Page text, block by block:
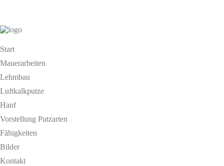
Start
Mauerarbeiten
Lehmbau
Luftkalkputze
Hanf
Vorstellung Putzarten
Fähigkeiten
Bilder
Kontakt